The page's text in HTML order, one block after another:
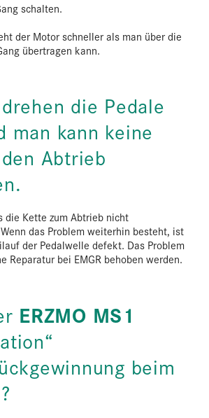
schalten.
der Motor schneller als man über die
übertragen kann.
die Pedale
man kann keine
Abtrieb
die Kette zum Abtrieb nicht
das Problem weiterhin besteht, ist
der Pedalwelle defekt. Das Problem
Reparatur bei EMGR behoben werden.
ERZMO MS1
beim